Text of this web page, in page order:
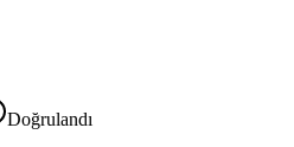
Doğrulandı